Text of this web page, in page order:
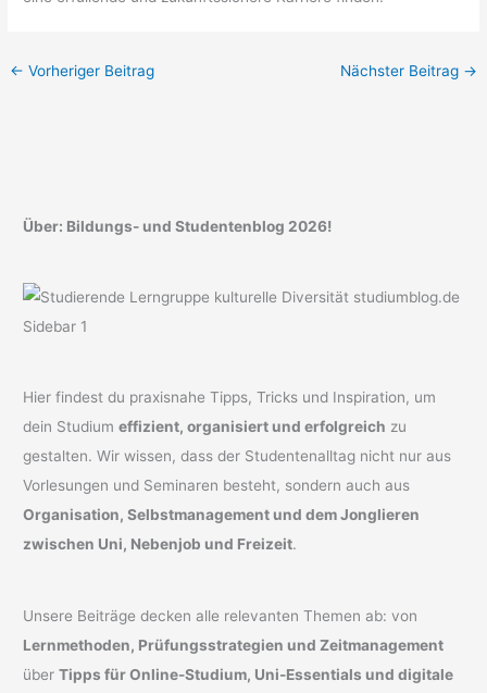
← Vorheriger Beitrag Nächster Beitrag →
Über: Bildungs- und Studentenblog 2026!
Hier findest du praxisnahe Tipps, Tricks und Inspiration, um
dein Studiumeffizient, organisiert und erfolgreich zu
gestalten. Wir wissen, dass der Studentenalltag nicht nur aus
Vorlesungen und Seminaren besteht, sondern auch aus
Organisation, Selbstmanagement und dem Jonglieren
zwischen Uni, Nebenjob und Freizeit.
Unsere Beiträge decken alle relevanten Themen ab: von
Lernmethoden, Prüfungsstrategien und Zeitmanagement
überTipps für Online-Studium, Uni-Essentials und digitale